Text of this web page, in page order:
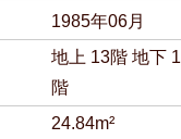
1985年06月
地上 13階 地下 1
階
24.84m²